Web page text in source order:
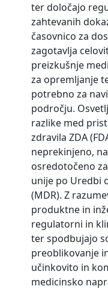
ter določajo
zahtevanih
časovnico za
zagotavlja
preizkušnje
za opremljanje
potrebno za
področju.
razlike med
zdravila ZDA
neprekinjeno,
osredotočeno
unije po Uredbi
(MDR). Z
produktne in
regulatorni in
ter spodbujajo
preoblikovanje
učinkovito in
medicinsko